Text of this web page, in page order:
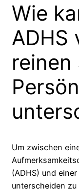
Wie
ADHS
reinen
Um zwischen
(ADHS) und
unterscheiden